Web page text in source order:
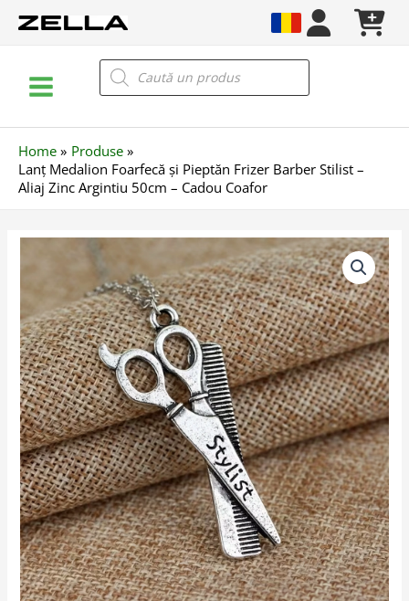
Menu
Products
search
Home
Produse
Lanț Medalion Foarfecă și Pieptăn Frizer Barber Stilist –
Aliaj Zinc Argintiu 50cm – Cadou Coafor
Lanț
Medalion
Foarfecă
și
Pieptăn
Frizer
Barber
Stilist
–
Aliaj
Zinc
Argintiu
50cm
–
Cadou
Coafor